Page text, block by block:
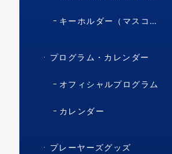
キーホルダー（マスコット・キャラクター）
プログラム・カレンダー
オフィシャルプログラム
カレンダー
プレーヤーズグッズ